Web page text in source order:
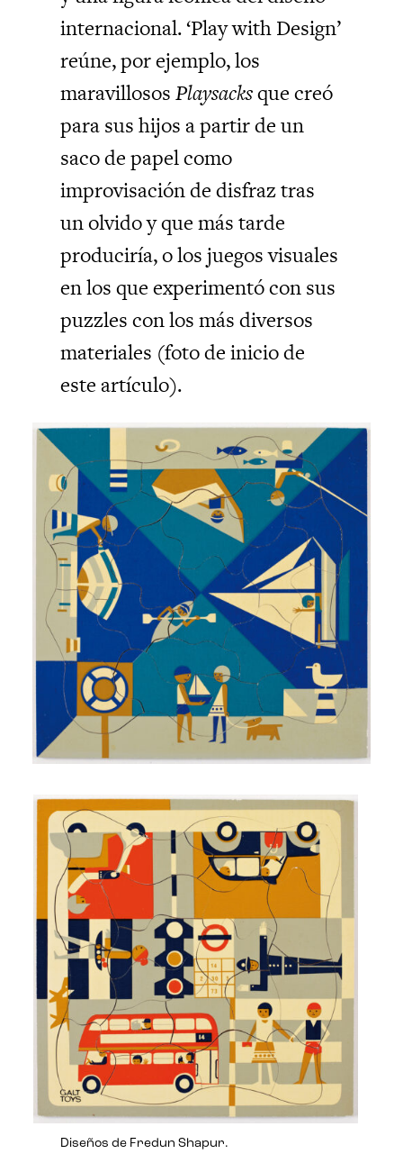
internacional. ‘Play with Design’
reúne, por ejemplo, los
maravillososPlaysacksque creó
para sus hijos a partir de un
saco de papel como
improvisación de disfraz tras
un olvido y que más tarde
produciría, o los juegos visuales
en los que experimentó con sus
puzzles con los más diversos
materiales (foto de inicio de
este artículo).
Diseños de Fredun Shapur.